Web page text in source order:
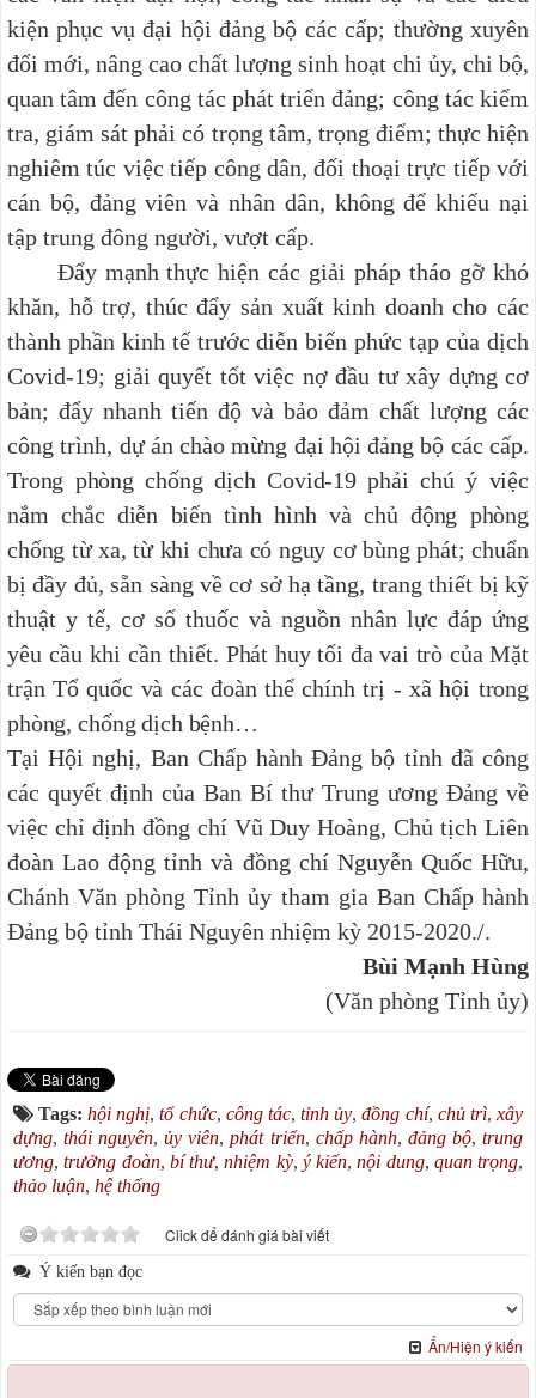
kiện phục vụ đại hội đảng bộ các cấp; thường xuyên
đổi mới, nâng cao chất lượng sinh hoạt chi ủy, chi bộ,
quan tâm đến công tác phát triển đảng; công tác kiểm
tra, giám sát phải có trọng tâm, trọng điểm; thực hiện
nghiêm túc việc tiếp công dân, đối thoại trực tiếp với
cán bộ, đảng viên và nhân dân, không để khiếu nại
tập trung đông người, vượt cấp.
Đẩy mạnh thực hiện các giải pháp tháo gỡ khó
khăn, hỗ trợ, thúc đẩy sản xuất kinh doanh cho các
thành phần kinh tế trước diễn biến phức tạp của dịch
Covid-19; giải quyết tốt việc nợ đầu tư xây dựng cơ
bản; đẩy nhanh tiến độ và bảo đảm chất lượng các
công trình, dự án chào mừng đại hội đảng bộ các cấp.
Trong phòng chống dịch Covid-19 phải chú ý việc
nắm chắc diễn biến tình hình và chủ động phòng
chống từ xa, từ khi chưa có nguy cơ bùng phát; chuẩn
bị đầy đủ, sẵn sàng về cơ sở hạ tầng, trang thiết bị kỹ
thuật y tế, cơ số thuốc và nguồn nhân lực đáp ứng
yêu cầu khi cần thiết. Phát huy tối đa vai trò của Mặt
trận Tổ quốc và các đoàn thể chính trị - xã hội trong
phòng, chống dịch bệnh…
Tại Hội nghị, Ban Chấp hành Đảng bộ tỉnh đã công
các quyết định của Ban Bí thư Trung ương Đảng về
việc chỉ định đồng chí Vũ Duy Hoàng, Chủ tịch Liên
đoàn Lao động tỉnh và đồng chí Nguyễn Quốc Hữu,
Chánh Văn phòng Tỉnh ủy tham gia Ban Chấp hành
Đảng bộ tỉnh Thái Nguyên nhiệm kỳ 2015-2020./.
Bùi Mạnh Hùng
(Văn phòng Tỉnh ủy)
Tags:hội nghị,tổ chức, công tác,tỉnh ủy,đồng chí, chủ trì,xây
dựng,thái nguyên,ủy viên,phát triển, chấp hành, đảng bộ,trung
ương,trưởng đoàn, bí thư,nhiệm kỳ, ý kiến,nội dung, quan trọng,
thảo luận, hệ thống
Click để đánh giá bài viết
Ý kiến bạn đọc
Ẩn/Hiện ý kiến